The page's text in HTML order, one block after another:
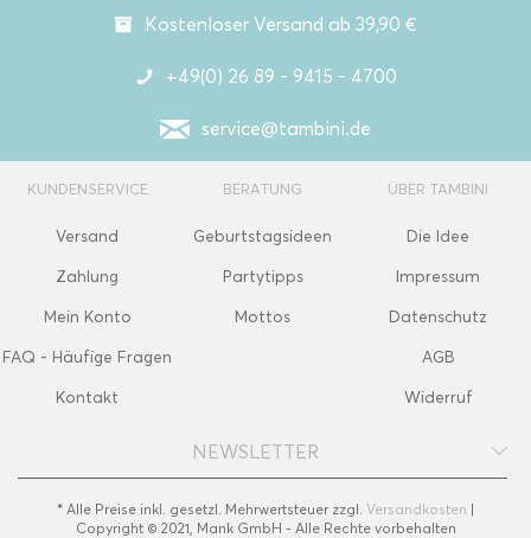
Kostenloser Versand ab 39,90 €
+49(0) 26 89 - 9415 - 4700
service@tambini.de
KUNDENSERVICE
Versand
Zahlung
Mein Konto
FAQ - Häufige Fragen
Kontakt
BERATUNG
Geburtstagsideen
Partytipps
Mottos
ÜBER TAMBINI
Die Idee
Impressum
Datenschutz
AGB
Widerruf
NEWSLETTER
* Alle Preise inkl. gesetzl. Mehrwertsteuer zzgl. Versandkosten |
Copyright © 2021, Mank GmbH - Alle Rechte vorbehalten